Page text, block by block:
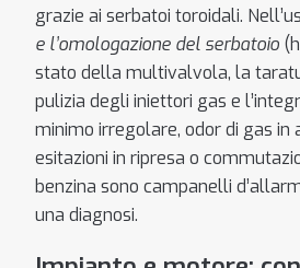
grazie ai serbatoi toroidali.
e l’omologazione del serbatoio
stato della multivalvola, la
pulizia degli iniettori gas e
minimo irregolare, odor di gas in
esitazioni in ripresa o
benzina sono campanelli
una diagnosi.